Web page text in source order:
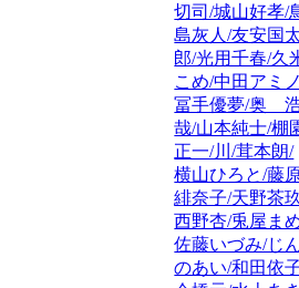
切司/城山好孝/
島灰人/友安国
郎/光用千春/久
こめ/中田アミ
冨手優夢/奥
哉/山本純士/棚
正一/川/茸本朗/
横山ひろと/藤
緋奈子/天野茶
西野杏/兎屋ま
佐藤いづみ/じ
のあい/和田依